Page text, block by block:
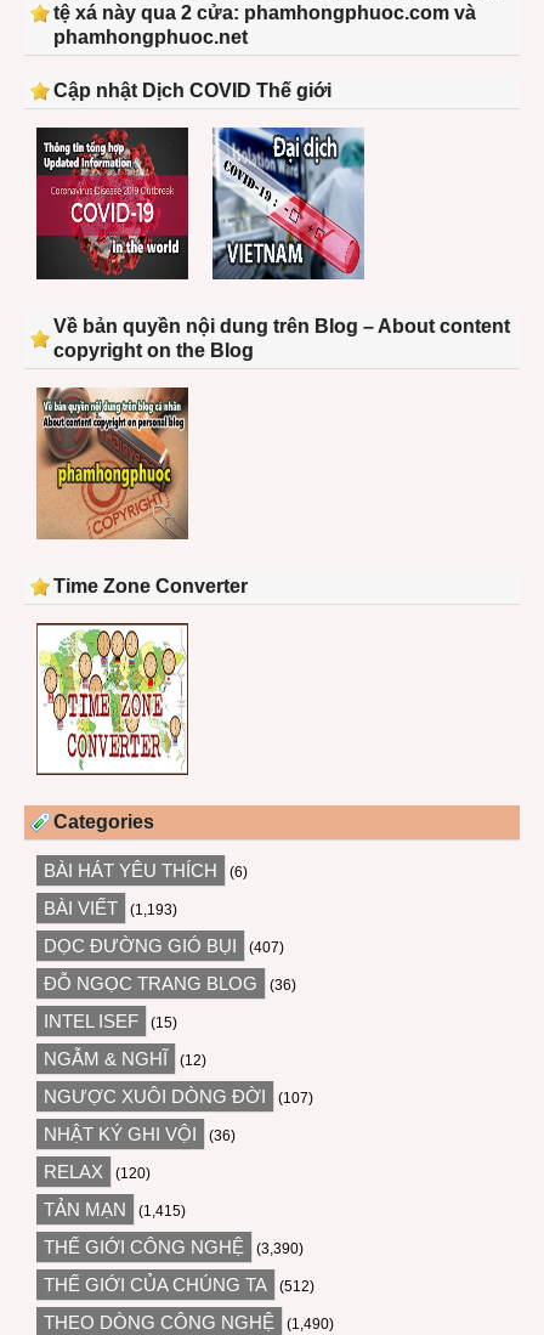
tệ xá này qua 2 cửa: phamhongphuoc.com và
phamhongphuoc.net
Cập nhật Dịch COVID Thế giới
Về bản quyền nội dung trên Blog – About content
copyright on the Blog
Time Zone Converter
Categories
BÀI HÁT YÊU THÍCH (6)
BÀI VIẾT (1,193)
DỌC ĐƯỜNG GIÓ BỤI (407)
ĐỖ NGỌC TRANG BLOG (36)
INTEL ISEF (15)
NGẪM & NGHĨ (12)
NGƯỢC XUÔI DÒNG ĐỜI (107)
NHẬT KÝ GHI VỘI (36)
RELAX (120)
TẢN MẠN (1,415)
THẾ GIỚI CÔNG NGHỆ (3,390)
THẾ GIỚI CỦA CHÚNG TA (512)
THEO DÒNG CÔNG NGHỆ (1,490)